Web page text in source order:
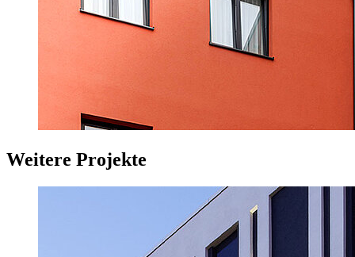
Weitere Projekte